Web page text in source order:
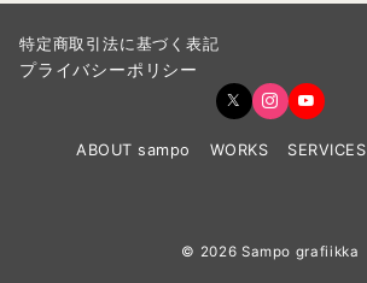
特定商取引法に基づく表記
プライバシーポリシー
ABOUT sampo WORKS SERVICES
© 2026 Sampo grafiikka